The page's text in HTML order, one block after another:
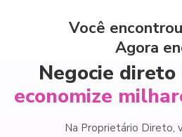
Você
Agora
Negocie
economize
Na Proprietário Direto,